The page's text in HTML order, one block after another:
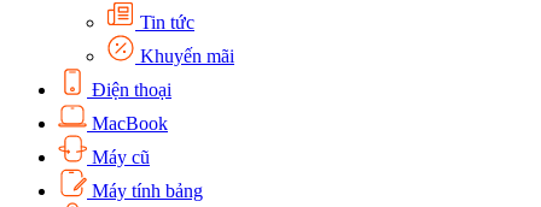
Tin tức
Khuyến mãi
Điện thoại
MacBook
Máy cũ
Máy tính bảng